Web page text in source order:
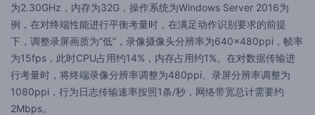
为2.30GHz，内存为32G，操作系统为Windows Server 2016为
例，在对终端性能进行平衡考量时，在满足动作识别要求的前提
下，调整录屏画质为“低”，录像摄像头分辨率为640×480ppi，帧率
为15fps，此时CPU占用约14%，内存占用约1%。在对数据传输进
行考量时，将终端录像分辨率调整为480ppi、录屏分辨率调整为
1080ppi，行为日志传输速率按照1条/秒，网络带宽总计需要约
2Mbps。